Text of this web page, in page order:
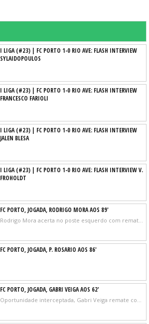
I LIGA (#23) | FC PORTO 1-0 RIO AVE: FLASH INTERVIEW
SYLAIDOPOULOS
I LIGA (#23) | FC PORTO 1-0 RIO AVE: FLASH INTERVIEW
FRANCESCO FARIOLI
I LIGA (#23) | FC PORTO 1-0 RIO AVE: FLASH INTERVIEW
JALEN BLESA
I LIGA (#23) | FC PORTO 1-0 RIO AVE: FLASH INTERVIEW V.
FROHOLDT
FC PORTO, JOGADA, RODRIGO MORA AOS 89'
FC PORTO, JOGADA, P. ROSARIO AOS 86'
FC PORTO, JOGADA, GABRI VEIGA AOS 62'